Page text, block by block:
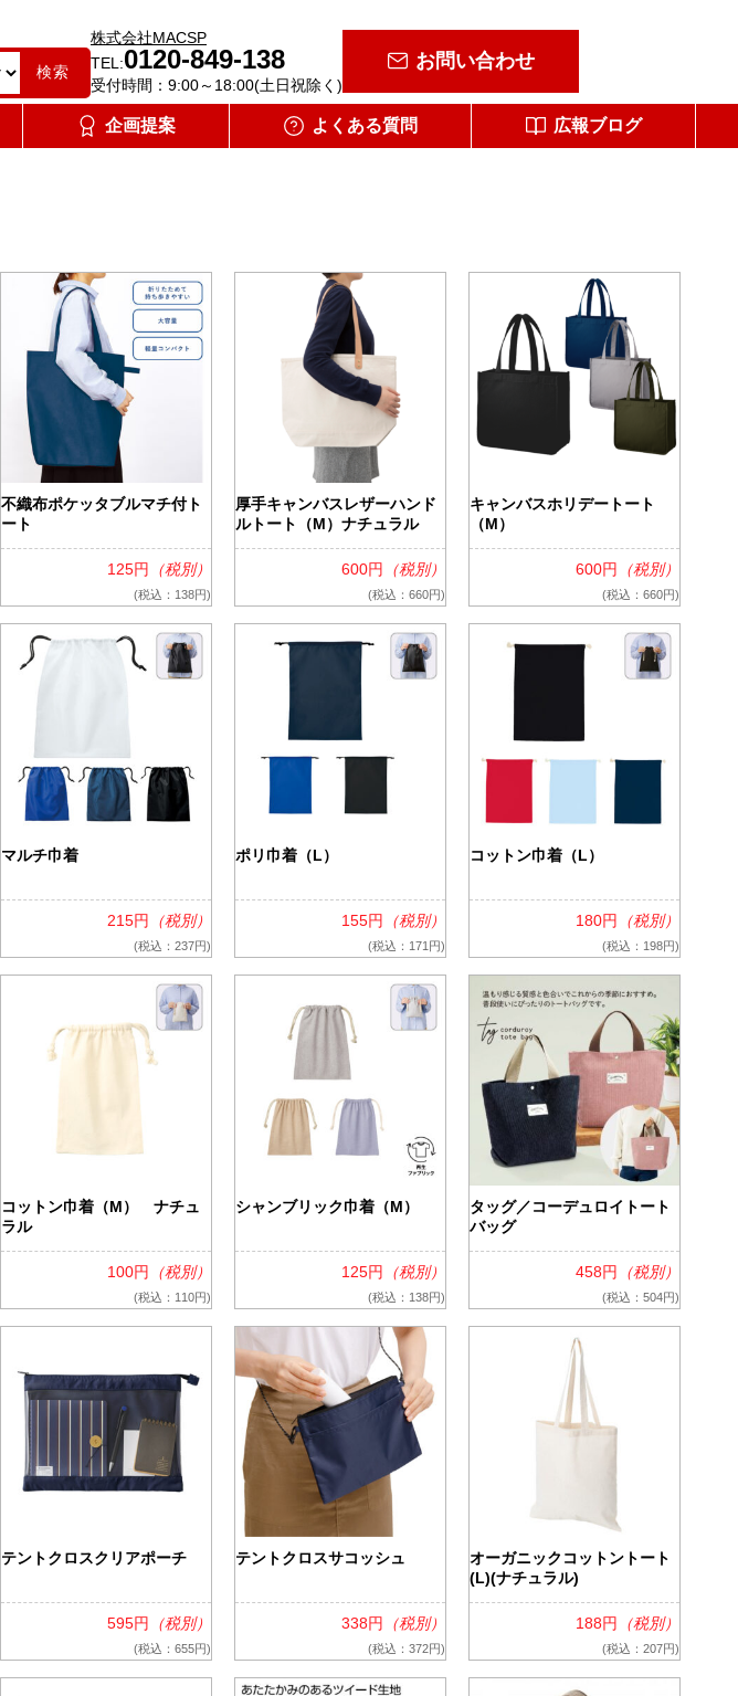
検索
株式会社MACSP
TEL:0120-849-138
受付時間：9:00～18:00(土日祝除く)
お問い合わせ
企画提案 よくある質問 広報ブログ
不織布ポケッタブルマチ付ト
ート
125円 （税別）
(税込：138円)
厚手キャンバスレザーハンド
ルトート（M）ナチュラル
600円 （税別）
(税込：660円)
キャンバスホリデートート
（M）
600円 （税別）
(税込：660円)
マルチ巾着
215円 （税別）
(税込：237円)
ポリ巾着（L）
155円 （税別）
(税込：171円)
コットン巾着（L）
180円 （税別）
(税込：198円)
コットン巾着（M） ナチュ
ラル
100円 （税別）
(税込：110円)
シャンブリック巾着（M）
125円 （税別）
(税込：138円)
タッグ／コーデュロイトート
バッグ
458円 （税別）
(税込：504円)
テントクロスクリアポーチ
595円 （税別）
(税込：655円)
テントクロスサコッシュ
338円 （税別）
(税込：372円)
オーガニックコットントート
(L)(ナチュラル)
188円 （税別）
(税込：207円)